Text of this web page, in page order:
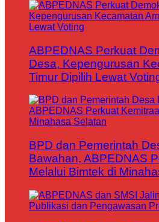
ABPEDNAS Perkuat
Desa, Kepengurusan
Timur Dipilih Lewat
BPD dan Pemerintah
Bawahan, ABPEDNAS
Melalui Bimtek di